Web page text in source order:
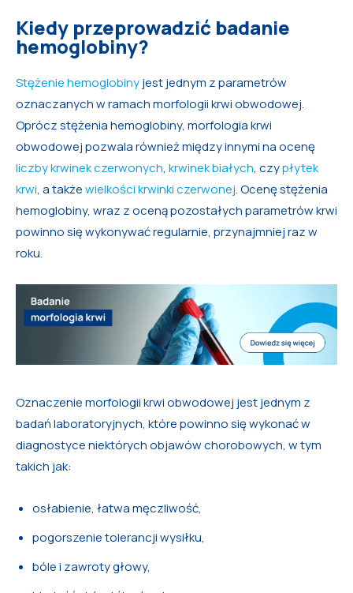
Kiedy przeprowadzić badanie
hemoglobiny?
Stężenie hemoglobinyjest jednym z parametrów
oznaczanych w ramach morfologii krwi obwodowej.
Oprócz stężenia hemoglobiny, morfologia krwi
obwodowej pozwala również między innymi na ocenę
liczby krwinek czerwonych, krwinek białych, czypłytek
krwi, a takżewielkości krwinki czerwonej. Ocenę stężenia
hemoglobiny, wraz z oceną pozostałych parametrów krwi
powinno się wykonywać regularnie, przynajmniej raz w
roku.
Oznaczenie morfologii krwi obwodowej jest jednym z
badań laboratoryjnych, które powinno się wykonać w
diagnostyce niektórych objawów chorobowych, w tym
takich jak:
osłabienie, łatwa męczliwość,
pogorszenie tolerancji wysiłku,
bóle i zawroty głowy,